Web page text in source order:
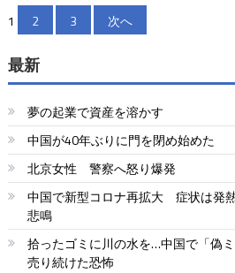
投
稿
の
ペ
ー
ジ
送
り
1 2 3 次へ
最新
夢の起業で資産を溶かす
中国が40年ぶりに門を閉め始めた
北京女性 警察へ怒り爆発
中国で新型コロナ再拡大 症状は発
悲鳴
拾ったゴミに川の水を…中国で「偽
売り続けた恐怖